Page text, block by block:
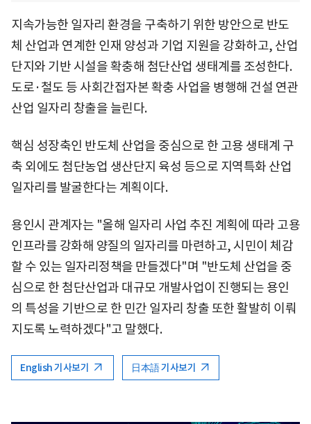
지속가능한 일자리 환경을 구축하기 위한 방안으로 반도
체 산업과 연계한 인재 양성과 기업 지원을 강화하고, 산업
단지와 기반 시설을 확충해 첨단산업 생태계를 조성한다.
도로·철도 등 사회간접자본 확충 사업을 병행해 건설 연관
산업 일자리 창출을 늘린다.
핵심 성장축인 반도체 산업을 중심으로 한 고용 생태계 구
축 외에도 첨단농업 생산단지 육성 등으로 지역특화 산업
일자리를 발굴한다는 계획이다.
용인시 관계자는 "올해 일자리 사업 추진 계획에 따라 고용
인프라를 강화해 양질의 일자리를 마련하고, 시민이 체감
할 수 있는 일자리정책을 만들겠다"며 "반도체 산업을 중
심으로 한 첨단산업과 대규모 개발사업이 진행되는 용인
의 특성을 기반으로 한 민간 일자리 창출 또한 활발히 이뤄
지도록 노력하겠다"고 말했다.
English 기사보기 日本語 기사보기